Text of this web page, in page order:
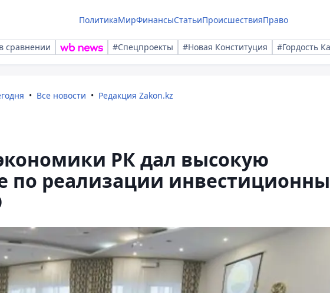
ПолитикаМирФинансыСтатьиПроисшествияПраво
сравнении #Спецпроекты #Новая Конституция #Гордость
Все новости Редакция Zakon.kz
РК дал высокую
по реализации